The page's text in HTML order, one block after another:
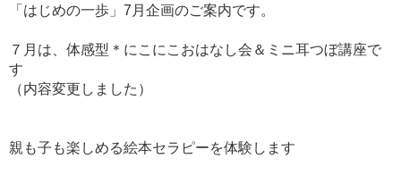
「はじめの一歩」7月企画のご案内です。
７月は、体感型＊にこにこおはなし会＆ミニ耳つぼ講座で
す
（内容変更しました）
親も子も楽しめる絵本セラピーを体験します